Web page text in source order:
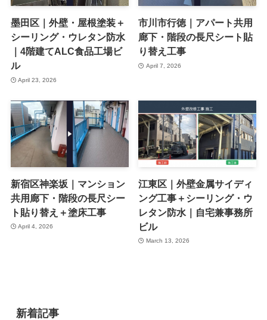
墨田区｜外壁・屋根塗装＋
シーリング・ウレタン防水
｜4階建てALC食品工場ビ
ル
April 23, 2026
市川市行徳｜アパート共用
廊下・階段の長尺シート貼
り替え工事
April 7, 2026
新宿区神楽坂｜マンション
共用廊下・階段の長尺シー
ト貼り替え＋塗床工事
April 4, 2026
江東区｜外壁金属サイディ
ング工事＋シーリング・ウ
レタン防水｜自宅兼事務所
ビル
March 13, 2026
新着記事